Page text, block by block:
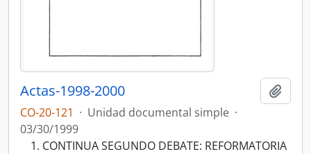
Actas-1998-2000
CO-20-121 · Unidad documental simple ·
03/30/1999
CONTINUA SEGUNDO DEBATE: REFORMATORIA